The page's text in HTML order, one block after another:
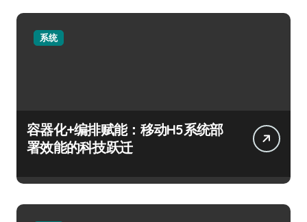
系统
容器化+编排赋能：移动H5系统部
署效能的科技跃迁